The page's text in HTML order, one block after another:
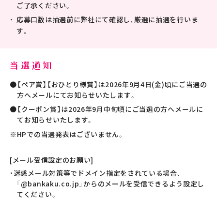
ご了承ください。
応募口数は抽選前に弊社にて確認し、厳選に抽選を行いま
す。
当選通知
【ペア賞】【おひとり様賞】は2026年9月4日(金)頃にご当選の
方へメールにてお知らせいたします。
【クーポン賞】は2026年9月中旬頃にご当選の方へメールに
てお知らせいたします。
※HPでの当選発表はございません。
[メール受信設定のお願い]
・ 迷惑メール対策等でドメイン指定をされている場合、
「@bankaku.co.jp」からのメールを受信できるよう設定し
てください。